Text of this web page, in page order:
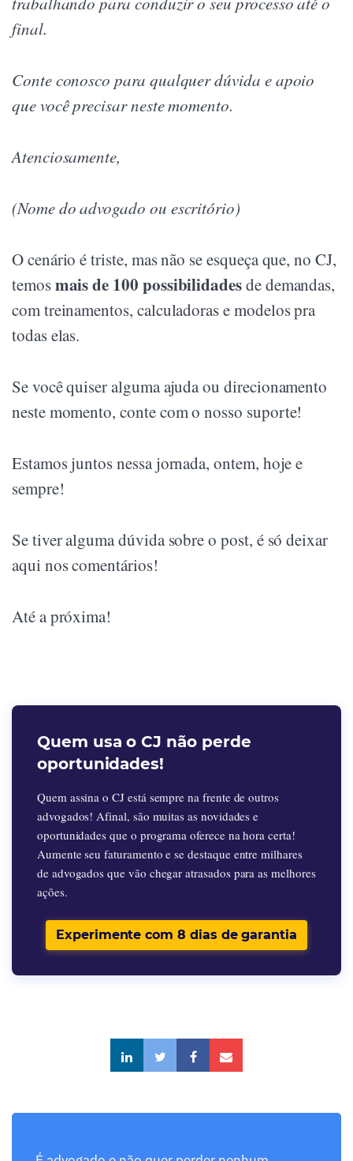
final.
Conte conosco para qualquer dúvida e apoio
que você precisar neste momento.
Atenciosamente,
(Nome do advogado ou escritório)
O cenário é triste, mas não se esqueça que, no CJ,
temosmais de 100 possibilidadesde demandas,
com treinamentos, calculadoras e modelos pra
todas elas.
Se você quiser alguma ajuda ou direcionamento
neste momento, conte com o nosso suporte!
Estamos juntos nessa jornada, ontem, hoje e
sempre!
Se tiver alguma dúvida sobre o post, é só deixar
aqui nos comentários!
Até a próxima!
Quem usa o CJ não perde
oportunidades!
Quem assina o CJ está sempre na frente de outros
advogados! Afinal, são muitas as novidades e
oportunidades que o programa oferece na hora certa!
Aumente seu faturamento e se destaque entre milhares
de advogados que vão chegar atrasados para as melhores
ações.
Experimente com 8 dias de garantia